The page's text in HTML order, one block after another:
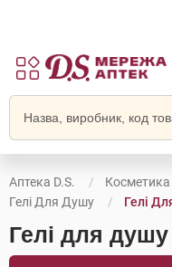
Аптека D.S.
Гелі Для Душу
Гелі
Гелі для